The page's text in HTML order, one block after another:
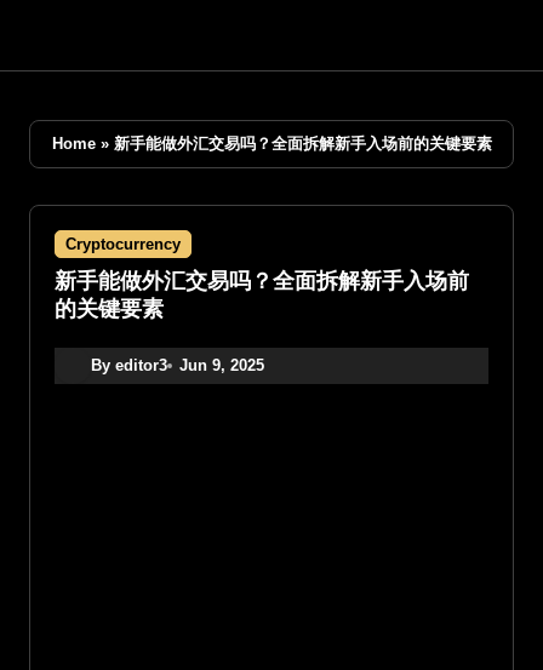
Home» 新手能做外汇交易吗？全面拆解新手入场前的关键要素
Cryptocurrency
新手能做外汇交易吗？全面拆解新手入场前
的关键要素
By editor3 Jun 9, 2025